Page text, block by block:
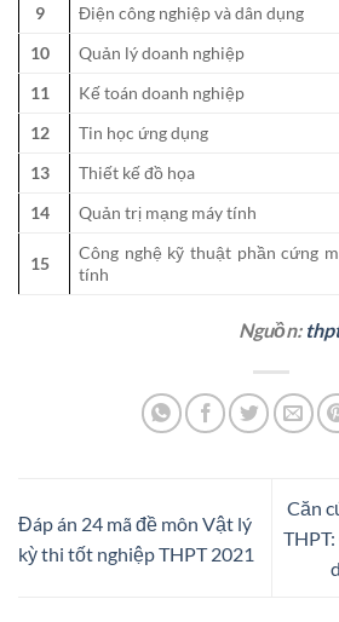
9
Điện công nghiệp và dân dụng
10
Quản lý doanh nghiệp
11
Kế toán doanh nghiệp
12
Tin học ứng dụng
13
Thiết kế đồ họa
14
Quản trị mạng máy tính
15
Công nghệ kỹ thuật phần cứng
tính
Nguồn:
Đáp án 24 mã đề môn Vật lý
kỳ thi tốt nghiệp THPT 2021
Căn